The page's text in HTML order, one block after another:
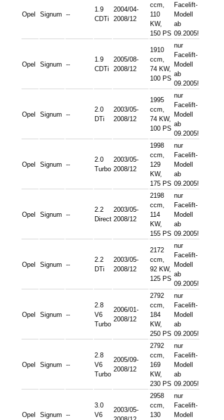
Opel Signum --
1.9
CDTi
2004/04-
2008/12
ccm,
110
KW,
150 PS
Facelift-
Modell
ab
09.2005!
Opel Signum --
1.9
CDTi
2005/08-
2008/12
1910
ccm,
74 KW,
100 PS
nur
Facelift-
Modell
ab
09.2005!
Opel Signum --
2.0
DTi
2003/05-
2008/12
1995
ccm,
74 KW,
100 PS
nur
Facelift-
Modell
ab
09.2005!
Opel Signum --
2.0
Turbo
2003/05-
2008/12
1998
ccm,
129
KW,
175 PS
nur
Facelift-
Modell
ab
09.2005!
Opel Signum --
2.2
Direct
2003/05-
2008/12
2198
ccm,
114
KW,
155 PS
nur
Facelift-
Modell
ab
09.2005!
Opel Signum --
2.2
DTi
2003/05-
2008/12
2172
ccm,
92 KW,
125 PS
nur
Facelift-
Modell
ab
09.2005!
Opel Signum --
2.8
V6
Turbo
2006/01-
2008/12
2792
ccm,
184
KW,
250 PS
nur
Facelift-
Modell
ab
09.2005!
Opel Signum --
2.8
V6
Turbo
2005/09-
2008/12
2792
ccm,
169
KW,
230 PS
nur
Facelift-
Modell
ab
09.2005!
Opel Signum --
3.0
V6
2003/05-
2958
ccm,
130
nur
Facelift-
Modell